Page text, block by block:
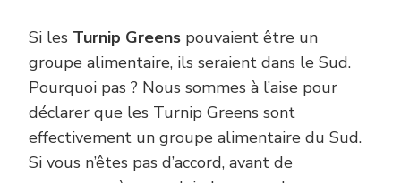
Si les Turnip Greens pouvaient être un
groupe alimentaire, ils seraient dans le Sud.
Pourquoi pas ? Nous sommes à l’aise pour
déclarer que les Turnip Greens sont
effectivement un groupe alimentaire du Sud.
Si vous n’êtes pas d’accord, avant de